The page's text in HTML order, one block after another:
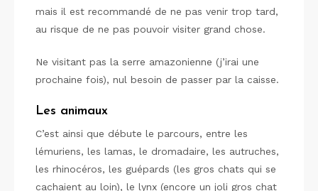
mais il est recommandé de ne pas venir trop tard,
au risque de ne pas pouvoir visiter grand chose.
Ne visitant pas la serre amazonienne (j’irai une
prochaine fois), nul besoin de passer par la caisse.
Les animaux
C’est ainsi que débute le parcours, entre les
lémuriens, les lamas, le dromadaire, les autruches,
les rhinocéros, les guépards (les gros chats qui se
cachaient au loin), le lynx (encore un joli gros chat